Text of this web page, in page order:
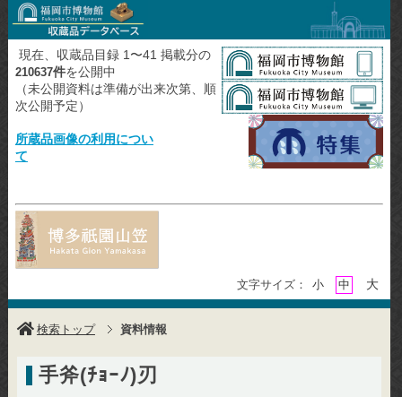
現在、収蔵品目録 1〜41 掲載分の
210637件を公開中
（未公開資料は準備が出来次第、順
次公開予定）
所蔵品画像の利用につい
て
文字サイズ： 小 中 大
検索トップ 資料情報
手斧(ﾁｮｰﾉ)刃